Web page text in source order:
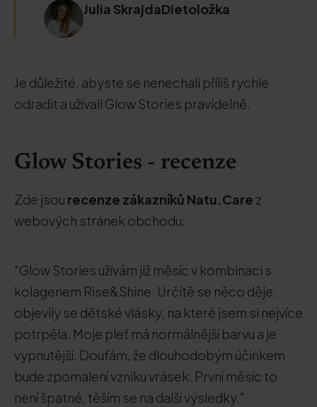
Julia SkrajdaDietoložka
Je důležité, abyste se nenechali příliš rychle
odradit a užívali Glow Stories pravidelně.
Glow Stories - recenze
Zde jsou recenze zákazníků Natu.Care z
webových stránek obchodu:
"Glow Stories užívám již měsíc v kombinaci s
kolagenem Rise&Shine. Určitě se něco děje,
objevily se dětské vlásky, na které jsem si nejvíce
potrpěla. Moje pleť má normálnější barvu a je
vypnutější. Doufám, že dlouhodobým účinkem
bude zpomalení vzniku vrásek. První měsíc to
není špatné, těším se na další výsledky."